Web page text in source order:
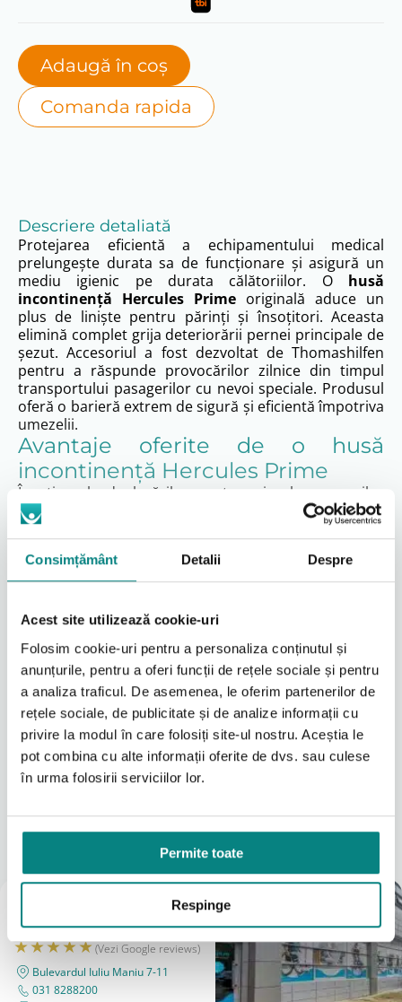
Consimțământ Detalii Despre
Acest site utilizează cookie-uri
Folosim cookie-uri pentru a personaliza conținutul și
anunțurile, pentru a oferi funcții de rețele sociale și pentru
a analiza traficul. De asemenea, le oferim partenerilor de
rețele sociale, de publicitate și de analize informații cu
privire la modul în care folosiți site-ul nostru. Aceștia le
pot combina cu alte informații oferite de dvs. sau culese
în urma folosirii serviciilor lor.
Permite toate
Respinge
Adaugă în coș
Comanda rapida
Descriere detaliată
Protejarea eficientă a echipamentului medical
prelungește durata sa de funcționare și asigură un
mediu igienic pe durata călătoriilor. O husă
incontinență Hercules Prime originală aduce un
plus de liniște pentru părinți și însoțitori. Aceasta
elimină complet grija deteriorării pernei principale de
șezut. Accesoriul a fost dezvoltat de Thomashilfen
pentru a răspunde provocărilor zilnice din timpul
transportului pasagerilor cu nevoi speciale. Produsul
oferă o barieră extrem de sigură și eficientă împotriva
umezelii.
Avantaje oferite de o husă
incontinență Hercules Prime
În timpul deplasărilor auto, riscul scurgerilor
accidentale de lichide sau al murdăririi tapițeriei este
un factor constant. Amplasată deasupra pernei de
blochează trecerea fluidelor către structura
interioară a scaunului. Materialul textil de calitate este
prevenind supraîncălzirea sau iritațiile pe parcursul
ale acestui produs opțional este ușurința
extraordinară cu care se poate detașa. În cazul unui
incident, husa de protecție se îndepărtează extrem de
rapid pentru a fi igienizată. Astfel, scaunul de bază
rămâne complet curat și gata pentru o nouă utilizare.
Sistem de fixare sigur și compatibilitate
garantată
Stabilitatea elementelor de protecție este la fel de
Pentru a preveni alunecarea sub greutatea
prindere. Acestea se ancorează foarte ferm și precis
direct de structura spătarului. Din punct de vedere
auto Hercules Prime R129, având codul oficial
9800004970000. Utilizarea componentelor originale
Thomashilfen asigură păstrarea garanției generale și
respectarea standardelor stricte de siguranță la
impact.
Citeşte mai mult
Locațiile noastre
A vedea tot
București
(Vezi Google reviews)
Bulevardul Iuliu Maniu 7-11
031 8288200